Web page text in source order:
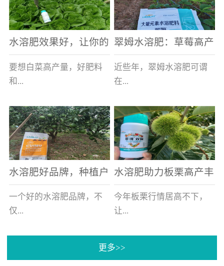
蔬菜产区，老棚数量占多
数，连年的重茬、土壤板
结等原因，导致土壤差，
作物根系...
时刻，从一大早接到收购
商的电话，就开始在草莓
大棚里忙碌。为什么窦大
哥家的草...
水溶肥效果好，让你的
白菜增产不是问题
要想白菜高产量，好肥料
和...
好的技术管理缺一不可，
相信广大白菜种植户们都
深有体会。今天就一起来
看看，什么样的水溶肥可
以让你的...
翠姆水溶肥：草莓高产
的好帮手
近些年，翠姆水溶肥可谓
在...
河北草莓区域话题不减，
不但在草莓上表现效果明
显，使用的种植户更是越
来越多。今天，借此机
会，一起来...
水溶肥好品牌，种植户
纷纷为“翠姆“点赞
一个好的水溶肥品牌，不
仅...
帮助作物增产增收，更要
水溶肥助力板栗高产丰
产
今年板栗行情居高不下，
让...
许多板栗种植户都获得了
更多>>